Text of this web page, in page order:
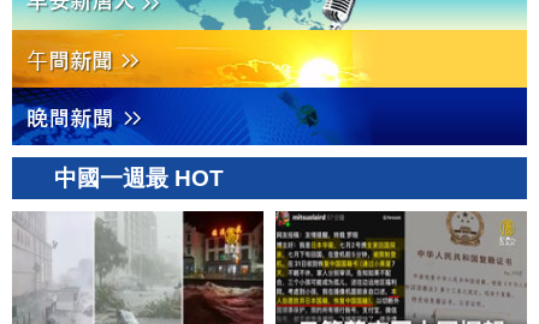
中國一週最 HOT